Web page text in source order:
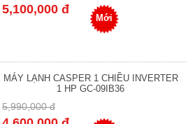
5,100,000 đ
Mới
MÁY LẠNH CASPER 1 CHIỀU INVERTER
1 HP GC-09IB36
5,990,000 đ